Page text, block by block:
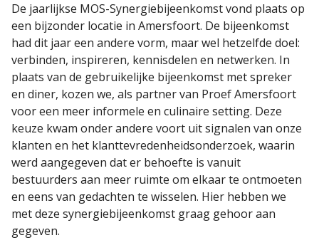
De jaarlijkse MOS-Synergiebijeenkomst vond plaats op
een bijzonder locatie in Amersfoort. De bijeenkomst
had dit jaar een andere vorm, maar wel hetzelfde doel:
verbinden, inspireren, kennisdelen en netwerken. In
plaats van de gebruikelijke bijeenkomst met spreker
en diner, kozen we, als partner van Proef Amersfoort
voor een meer informele en culinaire setting. Deze
keuze kwam onder andere voort uit signalen van onze
klanten en het klanttevredenheidsonderzoek, waarin
werd aangegeven dat er behoefte is vanuit
bestuurders aan meer ruimte om elkaar te ontmoeten
en eens van gedachten te wisselen. Hier hebben we
met deze synergiebijeenkomst graag gehoor aan
gegeven.